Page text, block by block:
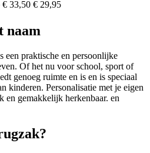
€ 33,50 € 29,95
naam
een praktische en persoonlijke
Of het nu voor school, sport of
genoeg ruimte en is en is speciaal
kinderen. Personalisatie met je eigen
en gemakkelijk herkenbaar. en